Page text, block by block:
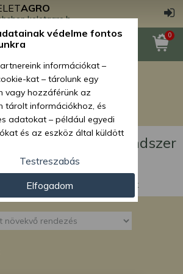
AGRO
0
alkatrészek
alkatrészei
V rakodógép alkatrészek
V hidraulikarendszer
V hidraulikarendszer
hidraulikarendszer alkatrészek
védelme fontos
információkat –
kat – tárolunk egy
vagy hozzáférünk az
tárolt információkhoz, és
adatokat – például egyedi
és az eszköz által küldött
szabott hirdetések és
hirdetés- és
nézettségi adatok
valamint termékek
és a termékek
Az Ön engedélyével mi és a
szerzett pontos geolokációs
Testreszabás
Elfogadom